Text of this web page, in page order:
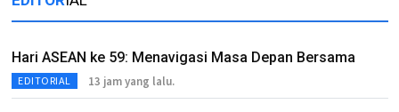
Hari ASEAN ke 59: Menavigasi Masa Depan Bersama
EDITORIAL 13 jam yang lalu.